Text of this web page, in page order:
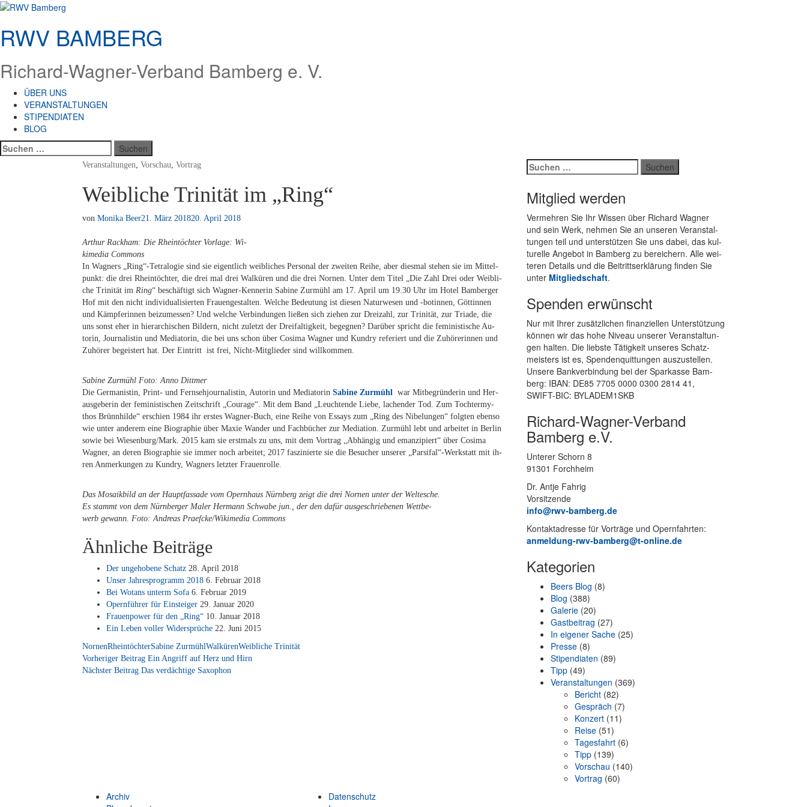
Zum
springen
RWV BAMBERG
Richard-Wagner-Verband Bamberg e. V.
ÜBER UNS
VERANSTALTUNGEN
STIPENDIATEN
BLOG
Suchen
nach:
Veranstaltungen, Vorschau, Vortrag
Weibliche Trinität im „Ring“
von Monika Beer21. März 201820. April 2018
Ar­thur Rack­ham: Die Rhein­töch­ter Vor­la­ge: Wi­
ki­me­dia Commons
In Wag­ners „Ring“-Tetralogie sind sie ei­gent­lich weib­li­ches Per­so­nal der zwei­ten Rei­he, aber dies­mal ste­hen sie im Mit­tel­
punkt: die drei Rhein­töch­ter, die drei mal drei Wal­kü­ren und die drei Nor­nen. Un­ter dem Ti­tel „Die Zahl Drei oder Weib­li­
che Tri­ni­tät im Ring“ be­schäf­tigt sich Wag­ner-Ken­ne­rin Sa­bi­ne Zur­mühl am 17. April um 19.30 Uhr im Ho­tel Bam­ber­ger
Hof mit den nicht in­di­vi­dua­li­sier­ten Frau­en­ge­stal­ten. Wel­che Be­deu­tung ist die­sen Na­tur­we­sen und -bo­tin­nen, Göt­tin­nen
und Kämp­fe­rin­nen bei­zu­mes­sen? Und wel­che Ver­bin­dun­gen lie­ßen sich zie­hen zur Drei­zahl, zur Tri­ni­tät, zur Tria­de, die
uns sonst eher in hier­ar­chi­schen Bil­dern, nicht zu­letzt der Drei­fal­tig­keit, be­geg­nen? Dar­über spricht die fe­mi­nis­ti­sche Au­
torin, Jour­na­lis­tin und Me­dia­to­rin, die bei uns schon über Co­si­ma Wag­ner und Kundry re­fe­riert und die Zu­hö­re­rin­nen und
Zu­hö­rer be­geis­tert hat. Der Ein­tritt ist frei, Nicht-Mit­glie­der sind willkommen.
Sa­bi­ne Zur­mühl Foto: Anno Dittmer
Die Ger­ma­nis­tin, Print- und Fern­seh­jour­na­lis­tin, Au­torin und Me­dia­to­rin Sa­bi­ne Zur­mühl war Mit­be­grün­de­rin und Her­
aus­ge­be­rin der fe­mi­nis­ti­schen Zeit­schrift „Cou­ra­ge“. Mit dem Band „Leuch­ten­de Lie­be, la­chen­der Tod. Zum Toch­ter­my­
thos Brünn­hil­de“ er­schien 1984 ihr ers­tes Wag­ner-Buch, eine Rei­he von Es­says zum „Ring des Ni­be­lun­gen“ folg­ten eben­so
wie un­ter an­de­rem eine Bio­gra­phie über Ma­xie Wan­der und Fach­bü­cher zur Me­dia­ti­on. Zur­mühl lebt und ar­bei­tet in Ber­lin
so­wie bei Wiesenburg/​Mark. 2015 kam sie erst­mals zu uns, mit dem Vor­trag „Ab­hän­gig und eman­zi­piert“ über Co­si­ma
Wag­ner, an de­ren Bio­gra­phie sie im­mer noch ar­bei­tet; 2017 fas­zi­nier­te sie die Be­su­cher un­se­rer „Parsifal“-Werkstatt mit ih­
ren An­mer­kun­gen zu Kundry, Wag­ners letz­ter Frauenrolle.
Das Mo­sa­ik­bild an der Haupt­fas­sa­de vom Opern­haus Nürn­berg zeigt die drei Nor­nen un­ter der Welt­esche.
Es stammt von dem Nürn­ber­ger Ma­ler Her­mann Schwa­be jun., der den da­für aus­ge­schrie­be­nen Wett­be­
werb ge­wann. Foto: An­dre­as Praefcke/​Wikimedia Commons
Ähnliche Beiträge
Der un­ge­ho­be­ne Schatz 28. April 2018
Un­ser Jah­res­pro­gramm 2018 6. Fe­bru­ar 2018
Bei Wo­tans un­term Sofa 6. Fe­bru­ar 2019
Opern­füh­rer für Ein­stei­ger 29. Ja­nu­ar 2020
Frau­en­power für den „Ring“ 10. Ja­nu­ar 2018
Ein Le­ben vol­ler Wi­der­sprü­che 22. Juni 2015
NornenRheintöchterSabine ZurmühlWalkürenWeibliche Trinität
Beitragsnavigation
Vorheriger Beitrag Ein Angriff auf Herz und Hirn
Nächster Beitrag Das verdächtige Saxophon
Suchen
nach:
Mitglied werden
Ver­meh­ren Sie Ihr Wis­sen über Ri­chard Wag­ner
und sein Werk, neh­men Sie an un­se­ren Ver­an­stal­
tun­gen teil und un­ter­stüt­zen Sie uns da­bei, das kul­
tu­rel­le An­ge­bot in Bam­berg zu be­rei­chern. Alle wei­
te­ren De­tails und die Bei­tritts­er­klä­rung fin­den Sie
un­ter Mit­glied­schaft.
Spenden erwünscht
Nur mit Ih­rer zu­sätz­li­chen fi­nan­zi­el­len Un­ter­stüt­zung
kön­nen wir das hohe Ni­veau un­se­rer Ver­an­stal­tun­
gen hal­ten. Die liebs­te Tä­tig­keit un­se­res Schatz­
meis­ters ist es, Spen­den­quit­tun­gen aus­zu­stel­len.
Un­se­re Bank­ver­bin­dung bei der Spar­kas­se Bam­
berg: IBAN: DE85 7705 0000 0300 2814 41,
SWIFT-BIC: BYLADEM1SKB
Richard-Wagner-Verband
Bamberg e.V.
Un­te­rer Schorn 8
91301 Forchheim
Dr. Ant­je Fahrig
Vorsitzende
info@rwv-bamberg.de
Kon­takt­adres­se für Vor­trä­ge und Opern­fahr­ten:
anmeldung-rwv-bamberg@t-online.de
Kategorien
Beers Blog (8)
Blog (388)
Galerie (20)
Gastbeitrag (27)
In eigener Sache (25)
Presse (8)
Stipendiaten (89)
Tipp (49)
Veranstaltungen (369)
Bericht (82)
Gespräch (7)
Konzert (11)
Reise (51)
Tagesfahrt (6)
Tipp (139)
Vorschau (140)
Vortrag (60)
Archiv
Datenschutz